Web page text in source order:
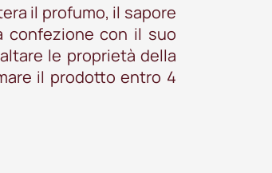
il profumo, il sapore
confezione con il suo
le proprietà della
il prodotto entro 4